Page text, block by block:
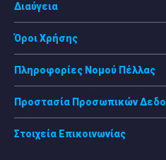
Διαύγεια
Όροι Χρήσης
Πληροφορίες Νομού Πέλλας
Προστασία Προσωπικών
Στοιχεία Επικοινωνίας